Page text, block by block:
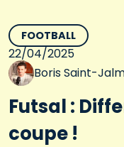
FOOTBALL
22/04/2025
Boris Saint-
Futsal :
coupe !